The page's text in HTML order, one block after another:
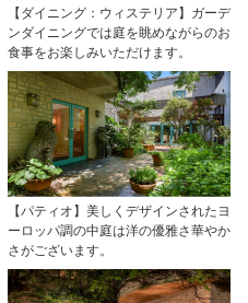
【ダイニング：ウィステリア】ガーデ
ンダイニングでは庭を眺めながらのお
食事をお楽しみいただけます。
【パティオ】美しくデザインされたヨ
ーロッパ調の中庭は洋の優雅さ華やか
さがございます。